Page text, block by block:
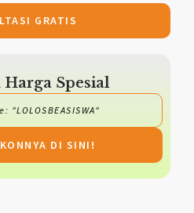
GRATIS
Spesial
"LOLOSBEASISWA"
DI SINI!